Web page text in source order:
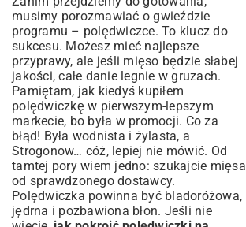
Mięso Miękkie i Soczyste: Sprawdzone
Metody
Strogonow na Imprezę i Codzienny
Obiad
Przygotowanie Dania z Wyprzedzeniem
Przechowywanie i Odgrzewanie
Strogonowa
Podsumowanie: Smak Rosyjskiej Kuchni
na Twoim Stole
musimy porozmawiać o gwieździe
programu – polędwiczce. To klucz do
sukcesu. Możesz mieć najlepsze
przyprawy, ale jeśli mięso będzie słabej
jakości, całe danie legnie w gruzach.
Pamiętam, jak kiedyś kupiłem
polędwiczkę w pierwszym-lepszym
markecie, bo była w promocji. Co za
błąd! Była wodnista i żylasta, a
Strogonow… cóż, lepiej nie mówić. Od
tamtej pory wiem jedno: szukajcie mięsa
od sprawdzonego dostawcy.
Polędwiczka powinna być bladoróżowa,
jędrna i pozbawiona błon. Jeśli nie